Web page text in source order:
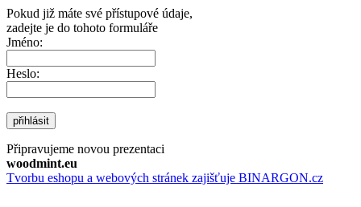
Pokud již máte své přístupové údaje,
zadejte je do tohoto formuláře
Jméno:
Heslo:
přihlásit
Připravujeme novou prezentaci
woodmint.eu
Tvorbu eshopu a webových stránek zajišťuje BINARGON.cz